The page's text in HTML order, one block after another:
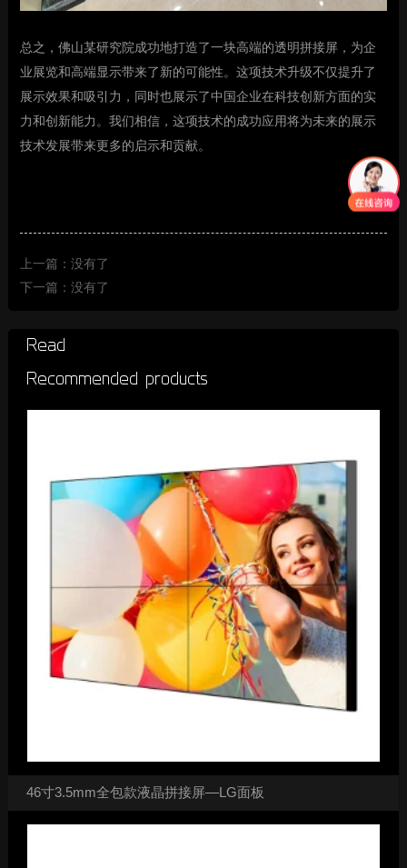
总之，佛山某研究院成功地打造了一块高端的透明拼接屏，为企
业展览和高端显示带来了新的可能性。这项技术升级不仅提升了
展示效果和吸引力，同时也展示了中国企业在科技创新方面的实
力和创新能力。我们相信，这项技术的成功应用将为未来的展示
技术发展带来更多的启示和贡献。
上一篇：没有了
下一篇：没有了
Read
Recommended products
46寸3.5mm全包款液晶拼接屏—LG面板